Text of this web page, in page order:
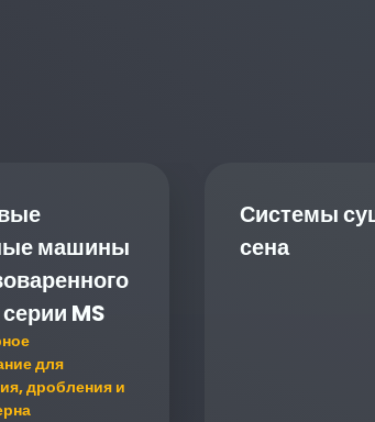
машины
MS
для
дробления и
Системы
сена